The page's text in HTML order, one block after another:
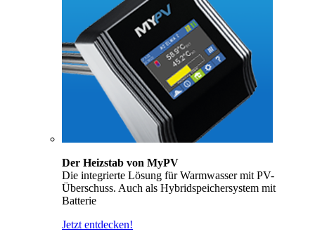
Der Heizstab von MyPV
Die integrierte Lösung für Warmwasser mit PV-
Überschuss. Auch als Hybridspeichersystem mit
Batterie
Jetzt entdecken!